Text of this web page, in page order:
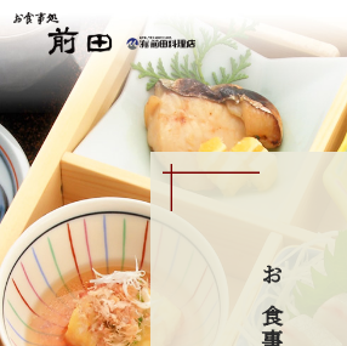
お食事